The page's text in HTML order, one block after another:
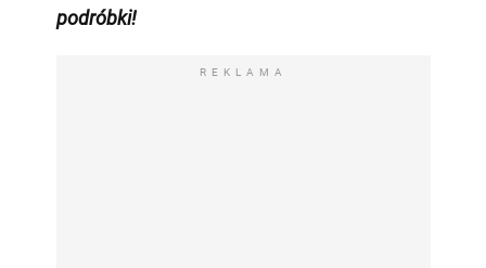
podróbki!
REKLAMA